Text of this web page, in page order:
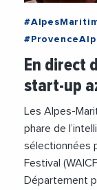
En direct
start-up
Les Alpes-
phare de
sélectionnées
Festival
Département